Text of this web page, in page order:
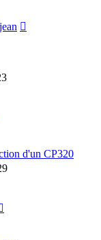
d'un CP320